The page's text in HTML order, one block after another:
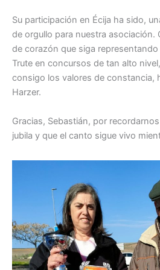
Su participación en Écija ha sido,
de orgullo para nuestra asociación.
de corazón que siga
Trute en concursos de tan alto
consigo los valores de constancia,
Harzer.
Gracias, Sebastián, por
jubila y que el canto sigue vivo